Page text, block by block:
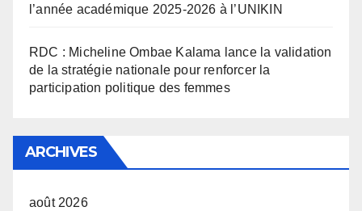
l’année académique 2025-2026 à l’UNIKIN
RDC : Micheline Ombae Kalama lance la validation
de la stratégie nationale pour renforcer la
participation politique des femmes
ARCHIVES
août 2026